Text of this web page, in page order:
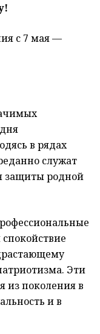
с 7 мая —
в рядах
служат
защиты родной
Эти
из поколения в
и в